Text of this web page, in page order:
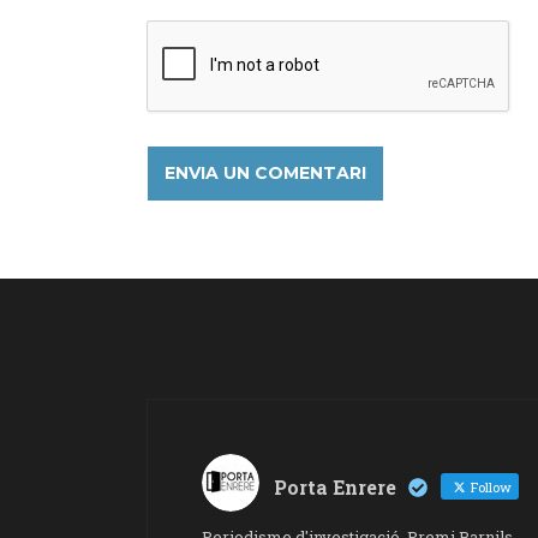
Porta Enrere Follow